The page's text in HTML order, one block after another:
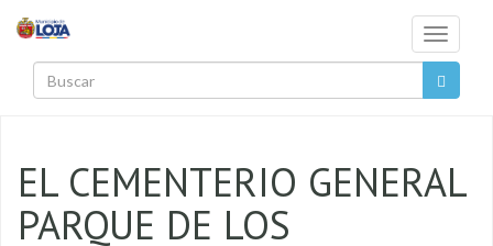
Toggle
EL CEMENTERIO GENERAL
PARQUE DE LOS